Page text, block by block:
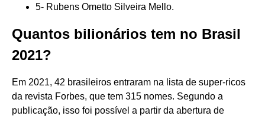
5- Rubens Ometto Silveira Mello.
Quantos bilionários tem no Brasil
2021?
Em 2021, 42 brasileiros entraram na lista de super-ricos
da revista Forbes, que tem 315 nomes. Segundo a
publicação, isso foi possível a partir da abertura de